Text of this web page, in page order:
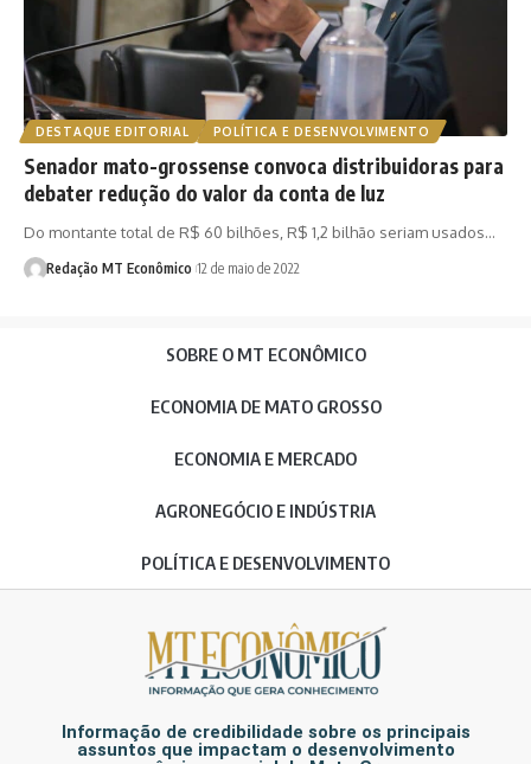
DESTAQUE EDITORIAL POLÍTICA E DESENVOLVIMENTO
Senador mato-grossense convoca distribuidoras para
debater redução do valor da conta de luz
Do montante total de R$ 60 bilhões, R$ 1,2 bilhão seriam usados…
Redação MT Econômico 12 de maio de 2022
SOBRE O MT ECONÔMICO
ECONOMIA DE MATO GROSSO
ECONOMIA E MERCADO
AGRONEGÓCIO E INDÚSTRIA
POLÍTICA E DESENVOLVIMENTO
Informação de credibilidade sobre os principais
assuntos que impactam o desenvolvimento